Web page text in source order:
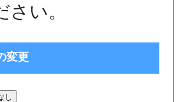
さい。
変更
し